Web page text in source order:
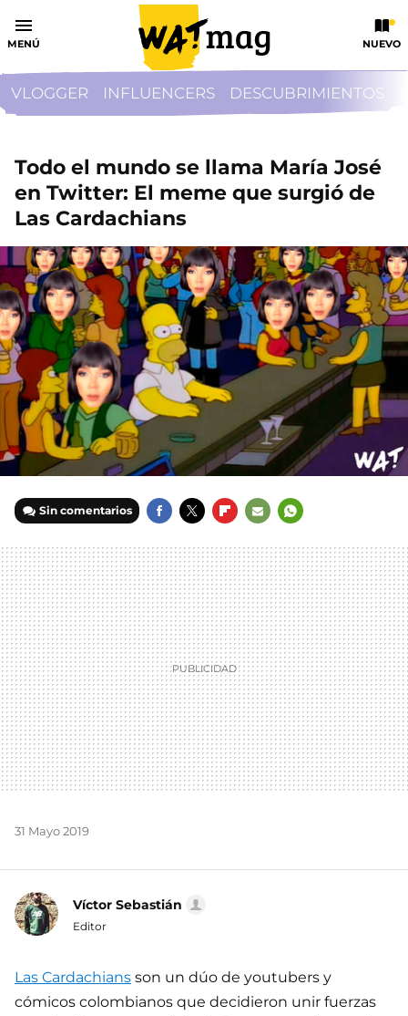
MENÚ NUEVO
VLOGGER INFLUENCERS DESCUBRIMIENTOS
Todo el mundo se llama María José
en Twitter: El meme que surgió de
Las Cardachians
Sin comentarios
MAIL
31 Mayo 2019
Víctor Sebastián
Editor
Las Cardachians son un dúo de youtubers y
cómicos colombianos que decidieron unir fuerzas